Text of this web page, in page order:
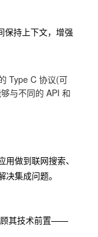
保持上下文，增强
Type C 协议(可
与不同的 API 和
做到联网搜索、
集成问题。
顾其技术前置——